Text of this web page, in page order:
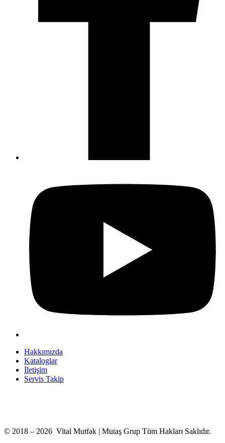
Hakkımızda
Kataloglar
İletişim
Servis Takip
© 2018 – 2026 Vital Mutfak | Mutaş Grup Tüm Hakları Saklıdır.